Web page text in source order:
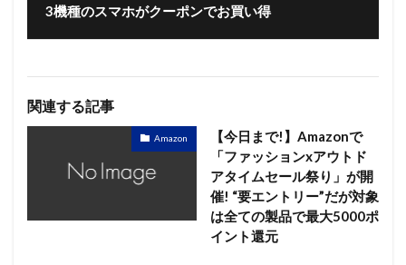
3機種のスマホがクーポンでお買い得
関連する記事
Amazon
【今日まで!】Amazonで
「ファッションxアウトド
アタイムセール祭り」が開
催! “要エントリー”だが対象
は全ての製品で最大5000ポ
イント還元